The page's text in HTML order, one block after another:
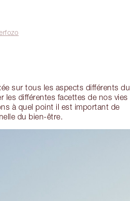
sur tous les aspects différents du
les différentes facettes de nos vies
à quel point il est important de
du bien-être.